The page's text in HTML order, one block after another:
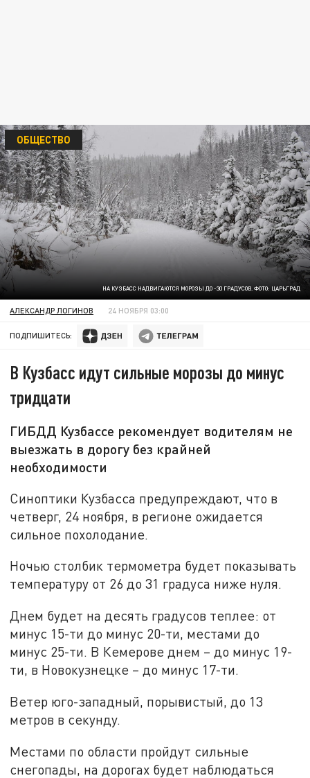
НА КУЗБАСС НАДВИГАЮТСЯ МОРОЗЫ ДО -30 ГРАДУСОВ. ФОТО: ЦАРЬГРАД
ОБЩЕСТВО
АЛЕКСАНДР ЛОГИНОВ 24 НОЯБРЯ 03:00
ПОДПИШИТЕСЬ:
В Кузбасс идут сильные морозы до минус
тридцати
ГИБДД Кузбассе рекомендует водителям не
выезжать в дорогу без крайней
необходимости
Синоптики Кузбасса предупреждают, что в
четверг, 24 ноября, в регионе ожидается
сильное похолодание.
Ночью столбик термометра будет показывать
температуру от 26 до 31 градуса ниже нуля.
Днем будет на десять градусов теплее: от
минус 15-ти до минус 20-ти, местами до
минус 25-ти. В Кемерове днем – до минус 19-
ти, в Новокузнецке – до минус 17-ти.
Ветер юго-западный, порывистый, до 13
метров в секунду.
Местами по области пройдут сильные
снегопады, на дорогах будет наблюдаться